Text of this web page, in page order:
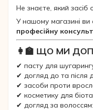
Не знаєте, який
У нашому магазині
професійну
👩‍🏫 ЩО МИ
✔ пасту для
✔ догляд до та після
✔ засоби проти
✔ косметику для
✔ догляд за